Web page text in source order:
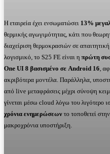
Η εταιρεία έχει ενσωματώσει 13%
θερμικής αγωγιμότητας, κάτι που
διαχείριση θερμοκρασιών σε
λογισμικό, το S25 FE είναι η πρώτη
One UI 8 βασισμένο σε Android 16,
ακριβότερα μοντέλα. Παράλληλα,
από live μεταφράσεις μέχρι σύνοψη
γίνεται μέσω cloud λόγω του λιγότερο
χρόνια ενημερώσεων το τοποθετεί
μακροχρόνια υποστήριξη.